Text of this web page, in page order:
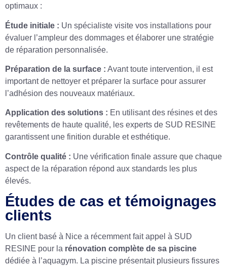
optimaux :
Étude initiale : Un spécialiste visite vos installations pour
évaluer l’ampleur des dommages et élaborer une stratégie
de réparation personnalisée.
Préparation de la surface : Avant toute intervention, il est
important de nettoyer et préparer la surface pour assurer
l’adhésion des nouveaux matériaux.
Application des solutions : En utilisant des résines et des
revêtements de haute qualité, les experts de SUD RESINE
garantissent une finition durable et esthétique.
Contrôle qualité : Une vérification finale assure que chaque
aspect de la réparation répond aux standards les plus
élevés.
Études de cas et témoignages
clients
Un client basé à Nice a récemment fait appel à SUD
RESINE pour la rénovation complète de sa piscine
dédiée à l’aquagym. La piscine présentait plusieurs fissures